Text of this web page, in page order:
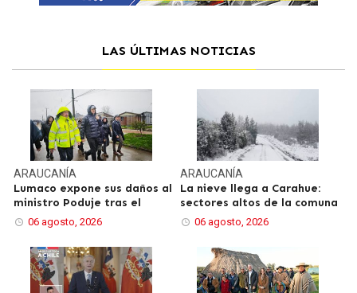
LAS ÚLTIMAS NOTICIAS
ARAUCANÍA
Lumaco expone sus daños al
ministro Poduje tras el
06 agosto, 2026
ARAUCANÍA
La nieve llega a Carahue:
sectores altos de la comuna
06 agosto, 2026